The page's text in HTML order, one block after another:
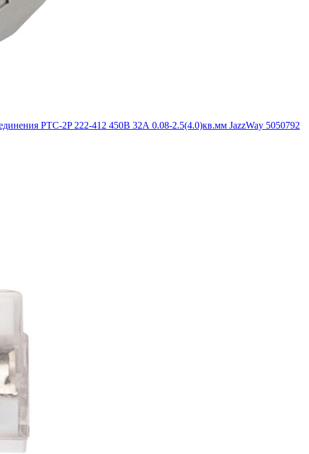
PTC-2P 222-412 450В 32А 0.08-2.5(4.0)кв.мм JazzWay 5050792